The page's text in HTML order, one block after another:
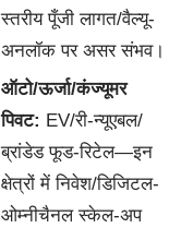
स्तरीय पूँजी लागत/वैल्यू-
अनलॉक पर असर संभव।
ऑटो/ऊर्जा/कंज्यूमर
पिवट: EV/री-न्यूएबल/
ब्रांडेड फूड-रिटेल—इन
क्षेत्रों में निवेश/डिजिटल-
ओम्नीचैनल स्केल-अप